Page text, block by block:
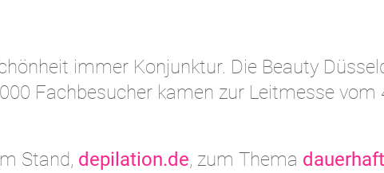
immer Konjunktur. Die Beauty
Fachbesucher kamen zur Leitmesse vom
Stand, depilation.de, zum Thema